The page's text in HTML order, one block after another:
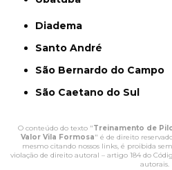
Diadema
Santo André
São Bernardo do Campo
São Caetano do Sul
O conteúdo do texto "Treinamento de
Valor Vila Formosa" é de direito
mesmo citando nossos links, é proibida
violação de direito autoral – artigo 184 do
autorais.